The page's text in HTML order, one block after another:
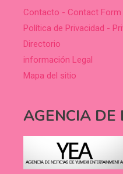
Contacto - Contact Form
Política de Privacidad -
Directorio
información Legal
Mapa del sitio
AGENCIA DE